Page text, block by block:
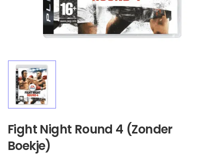
Fight Night Round 4 (Zonder
Boekje)